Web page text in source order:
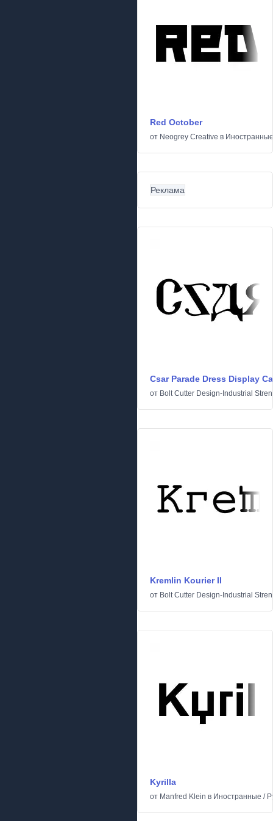
Red October
от Neogrey Creative в Иностранные
Реклама
Csar Parade Dress Display
от Bolt Cutter Design-Industrial
Kremlin Kourier II
от Bolt Cutter Design-Industrial
Kyrilla
от Manfred Klein в Иностранные /